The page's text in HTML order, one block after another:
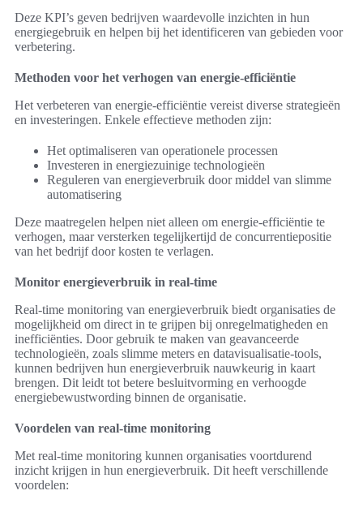
Deze KPI’s geven bedrijven waardevolle inzichten in hun
energiegebruik en helpen bij het identificeren van gebieden voor
verbetering.
Methoden voor het verhogen van energie-efficiëntie
Het verbeteren van energie-efficiëntie vereist diverse strategieën
en investeringen. Enkele effectieve methoden zijn:
Het optimaliseren van operationele processen
Investeren in energiezuinige technologieën
Reguleren van energieverbruik door middel van slimme
automatisering
Deze maatregelen helpen niet alleen om energie-efficiëntie te
verhogen, maar versterken tegelijkertijd de concurrentiepositie
van het bedrijf door kosten te verlagen.
Monitor energieverbruik in real-time
Real-time monitoring van energieverbruik biedt organisaties de
mogelijkheid om direct in te grijpen bij onregelmatigheden en
inefficiënties. Door gebruik te maken van geavanceerde
technologieën, zoals slimme meters en datavisualisatie-tools,
kunnen bedrijven hun energieverbruik nauwkeurig in kaart
brengen. Dit leidt tot betere besluitvorming en verhoogde
energiebewustwording binnen de organisatie.
Voordelen van real-time monitoring
Met real-time monitoring kunnen organisaties voortdurend
inzicht krijgen in hun energieverbruik. Dit heeft verschillende
voordelen: